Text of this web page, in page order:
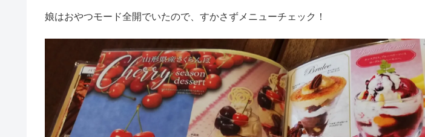
娘はおやつモード全開でいたので、すかさずメニューチェック！